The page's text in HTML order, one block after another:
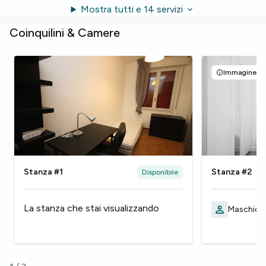
Mostra tutti e 14 servizi
Coinquilini & Camere
Stanza #1 Disponibile
La stanza che stai visualizzando
Immagine
Stanza #2